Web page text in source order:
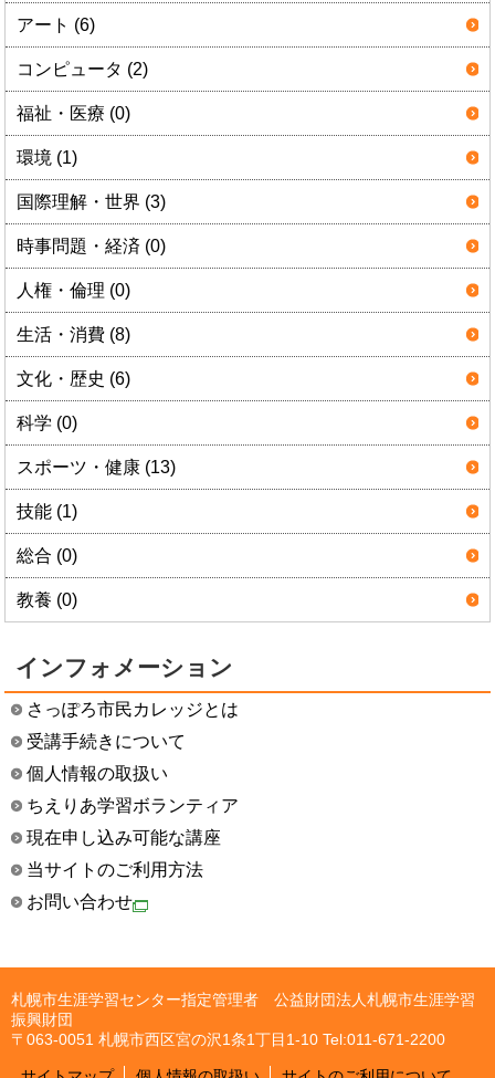
アート (6)
コンピュータ (2)
福祉・医療 (0)
環境 (1)
国際理解・世界 (3)
時事問題・経済 (0)
人権・倫理 (0)
生活・消費 (8)
文化・歴史 (6)
科学 (0)
スポーツ・健康 (13)
技能 (1)
総合 (0)
教養 (0)
インフォメーション
さっぽろ市民カレッジとは
受講手続きについて
個人情報の取扱い
ちえりあ学習ボランティア
現在申し込み可能な講座
当サイトのご利用方法
お問い合わせ
札幌市生涯学習センター指定管理者 公益財団法人札幌市生涯学習
振興財団
〒063-0051 札幌市西区宮の沢1条1丁目1-10 Tel:011-671-2200